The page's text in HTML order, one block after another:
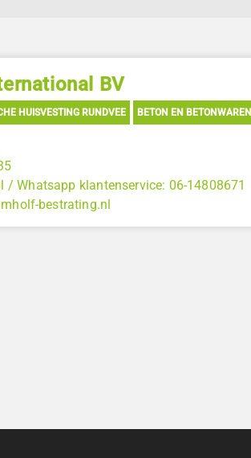
BV
HUISVESTING RUNDVEE BETON EN BETONWAREN
/ Whatsapp klantenservice: 06-14808671
bestrating.nl